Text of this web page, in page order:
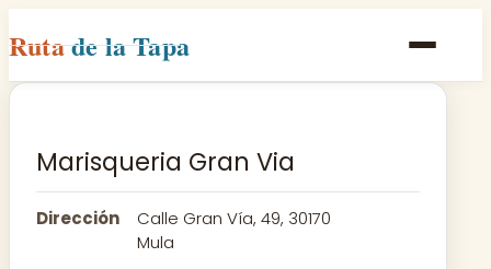
Rutade la Tapa
Inicio
Rutas
Marisqueria Gran Via
Dirección
Calle Gran Vía, 49, 30170
Mula